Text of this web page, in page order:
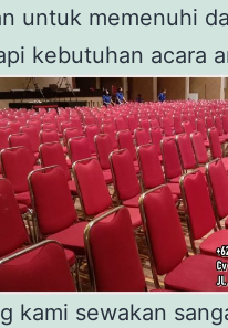
untuk memenuhi
kebutuhan acara
kami sewakan